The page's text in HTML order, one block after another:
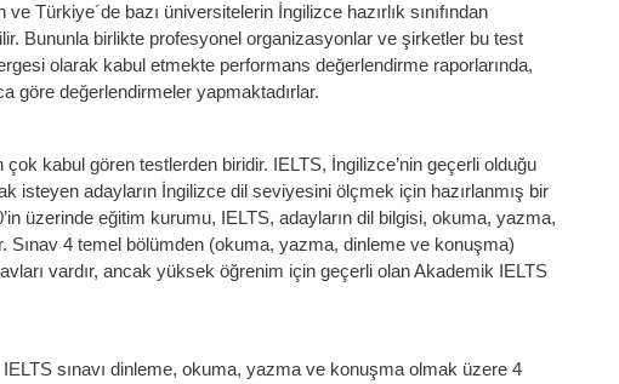
Türkiye´de bazı üniversitelerin İngilizce hazırlık sınıfından
Bununla birlikte profesyonel organizasyonlar ve şirketler bu test
olarak kabul etmekte performans değerlendirme raporlarında,
göre değerlendirmeler yapmaktadırlar.
kabul gören testlerden biridir. IELTS, İngilizce’nin geçerli olduğu
isteyen adayların İngilizce dil seviyesini ölçmek için hazırlanmış bir
üzerinde eğitim kurumu, IELTS, adayların dil bilgisi, okuma, yazma,
Sınav 4 temel bölümden (okuma, yazma, dinleme ve konuşma)
vardır, ancak yüksek öğrenim için geçerli olan Akademik IELTS
sınavı dinleme, okuma, yazma ve konuşma olmak üzere 4